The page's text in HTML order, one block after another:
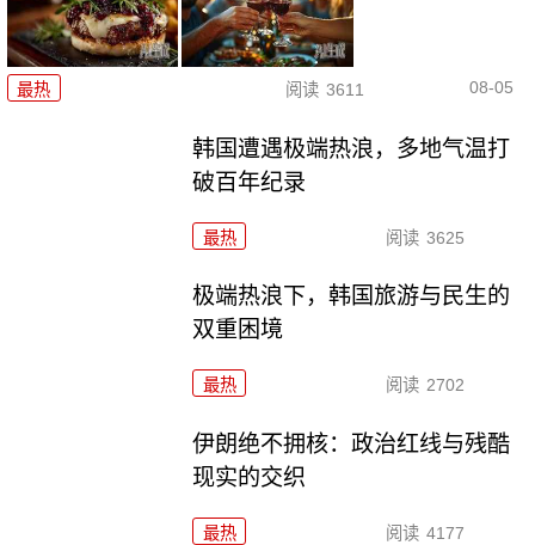
最热 阅读 3611 08-05
韩国遭遇极端热浪，多地气温打
破百年纪录
最热 阅读 3625
极端热浪下，韩国旅游与民生的
双重困境
最热 阅读 2702
伊朗绝不拥核：政治红线与残酷
现实的交织
最热 阅读 4177